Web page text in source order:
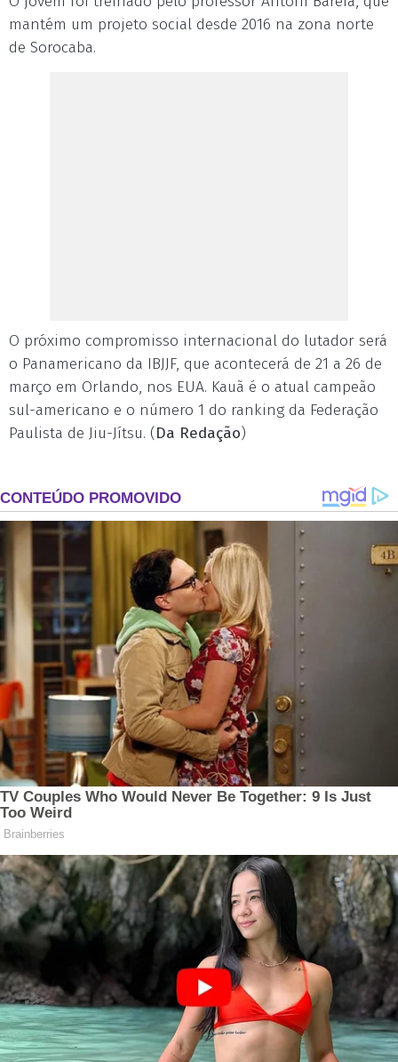
mantém um projeto social desde 2016 na zona norte
de Sorocaba.
O próximo compromisso internacional do lutador será
o Panamericano da IBJJF, que acontecerá de 21 a 26 de
março em Orlando, nos EUA. Kauã é o atual campeão
sul-americano e o número 1 do ranking da Federação
Paulista de Jiu-Jítsu. (Da Redação)